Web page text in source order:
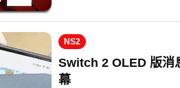
NS2
Switch 2 OLED 版
幕